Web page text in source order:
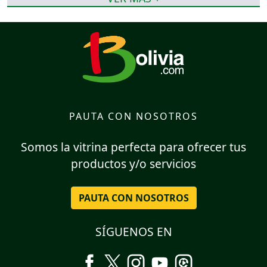
PAUTA CON NOSOTROS
Somos la vitrina perfecta para ofrecer tus
productos y/o servicios
PAUTA CON NOSOTROS
SÍGUENOS EN